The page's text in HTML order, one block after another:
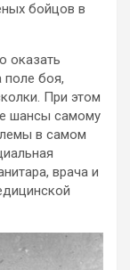
бойцов в
оказать
боя,
При этом
шансы самому
в самом
врача и